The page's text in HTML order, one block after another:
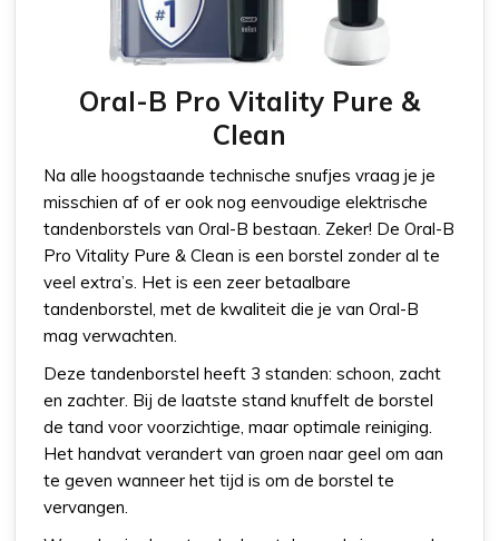
Oral-B Pro Vitality Pure &
Clean
Na alle hoogstaande technische snufjes vraag je je
misschien af of er ook nog eenvoudige elektrische
tandenborstels van Oral-B bestaan. Zeker! De Oral-B
Pro Vitality Pure & Clean is een borstel zonder al te
veel extra’s. Het is een zeer betaalbare
tandenborstel, met de kwaliteit die je van Oral-B
mag verwachten.
Deze tandenborstel heeft 3 standen: schoon, zacht
en zachter. Bij de laatste stand knuffelt de borstel
de tand voor voorzichtige, maar optimale reiniging.
Het handvat verandert van groen naar geel om aan
te geven wanneer het tijd is om de borstel te
vervangen.